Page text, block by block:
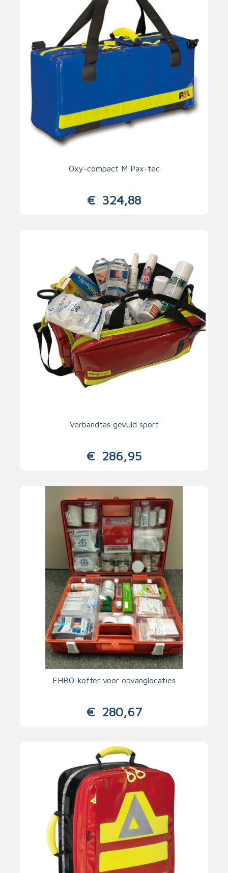
Oxy-compact M Pax-tec
€ 324,88
Verbandtas gevuld sport
€ 286,95
EHBO-koffer voor opvanglocaties
€280,67